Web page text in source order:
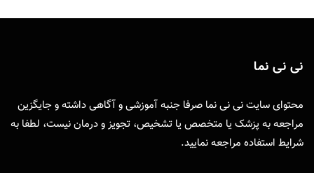
نی نی نما
محتوای سایت نی نی نما صرفا جنبه آموزشی و آگاهی داشته و جایگزین
مراجعه به پزشک یا متخصص یا تشخیص، تجویز و درمان نیست، لطفا به
شرایط استفاده مراجعه نمایید.